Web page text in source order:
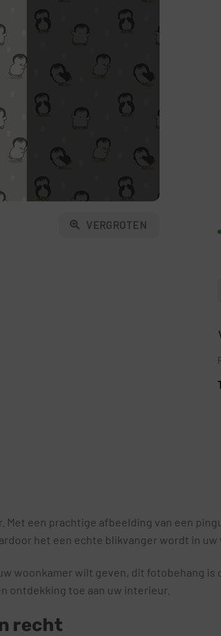
VERGROTEN
een prachtige afbeelding van een
het een echte blikvanger wordt in uw
woonkamer wilt geven, dit fotobehang
ontdekking toe aan uw interieur.
recht